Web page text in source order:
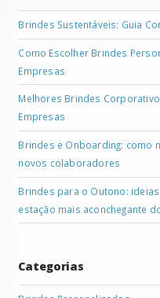
Brindes Sustentáveis: Guia
Como Escolher Brindes
Empresas
Melhores Brindes
Empresas
Brindes e Onboarding: como
novos colaboradores
Brindes para o Outono:
estação mais aconchegante
Categorias